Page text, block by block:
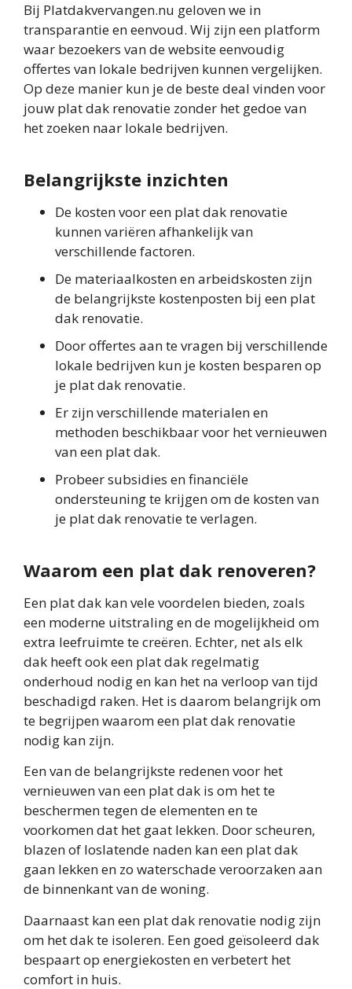
Bij Platdakvervangen.nu geloven we in
transparantie en eenvoud. Wij zijn een platform
waar bezoekers van de website eenvoudig
offertes van lokale bedrijven kunnen vergelijken.
Op deze manier kun je de beste deal vinden voor
jouw plat dak renovatie zonder het gedoe van
het zoeken naar lokale bedrijven.
Belangrijkste inzichten
De kosten voor een plat dak renovatie
kunnen variëren afhankelijk van
verschillende factoren.
De materiaalkosten en arbeidskosten zijn
de belangrijkste kostenposten bij een plat
dak renovatie.
Door offertes aan te vragen bij verschillende
lokale bedrijven kun je kosten besparen op
je plat dak renovatie.
Er zijn verschillende materialen en
methoden beschikbaar voor het vernieuwen
van een plat dak.
Probeer subsidies en financiële
ondersteuning te krijgen om de kosten van
je plat dak renovatie te verlagen.
Waarom een plat dak renoveren?
Een plat dak kan vele voordelen bieden, zoals
een moderne uitstraling en de mogelijkheid om
extra leefruimte te creëren. Echter, net als elk
dak heeft ook een plat dak regelmatig
onderhoud nodig en kan het na verloop van tijd
beschadigd raken. Het is daarom belangrijk om
te begrijpen waarom een plat dak renovatie
nodig kan zijn.
Een van de belangrijkste redenen voor het
vernieuwen van een plat dak is om het te
beschermen tegen de elementen en te
voorkomen dat het gaat lekken. Door scheuren,
blazen of loslatende naden kan een plat dak
gaan lekken en zo waterschade veroorzaken aan
de binnenkant van de woning.
Daarnaast kan een plat dak renovatie nodig zijn
om het dak te isoleren. Een goed geïsoleerd dak
bespaart op energiekosten en verbetert het
comfort in huis.